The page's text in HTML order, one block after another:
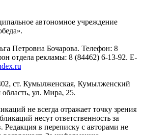
автономное учреждение
Петровна Бочарова. Телефон: 8
отдела рекламы: 8 (84462) 6-13-92. E-
ст. Кумылженская, Кумылженский
ул. Мира, 25.
не всегда отражает точку зрения
несут ответственность за
Редакция в переписку с авторами не